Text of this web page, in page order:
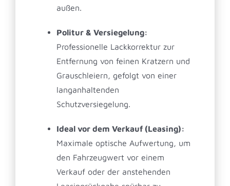
außen.
Politur & Versiegelung:
Professionelle Lackkorrektur zur
Entfernung von feinen Kratzern und
Grauschleiern, gefolgt von einer
langanhaltenden
Schutzversiegelung.
Ideal vor dem Verkauf (Leasing):
Maximale optische Aufwertung, um
den Fahrzeugwert vor einem
Verkauf oder der anstehenden